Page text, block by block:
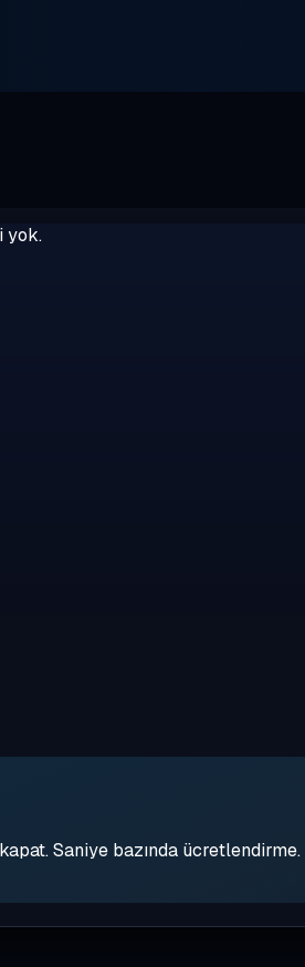
yok.
Saniye bazında ücretlendirme.